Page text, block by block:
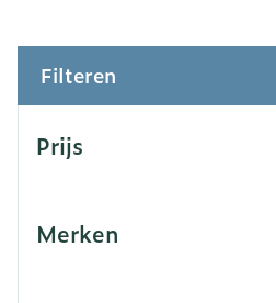
Filteren
Prijs
Merken